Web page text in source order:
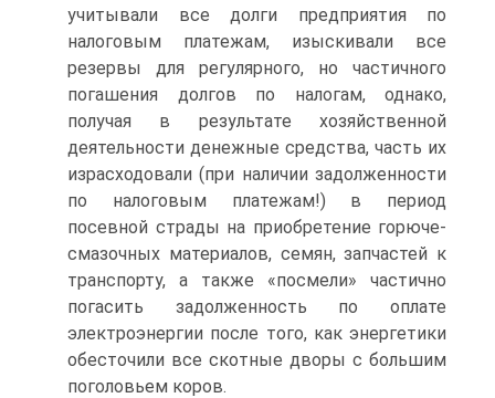
учитывали все долги предприятия по
налоговым платежам, изыскивали все
резервы для регулярного, но частичного
погашения долгов по налогам, однако,
получая в результате хозяйственной
деятельности денежные средства, часть их
израсходовали (при наличии задолженности
по налоговым платежам!) в период
посевной страды на приобретение горюче-
смазочных материалов, семян, запчастей к
транспорту, а также «посмели» частично
погасить задолженность по оплате
электроэнергии после того, как энергетики
обесточили все скотные дворы с большим
поголовьем коров.